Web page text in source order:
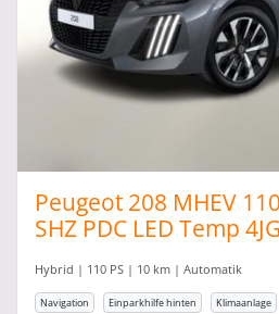
Peugeot 208 MHEV
SHZ PDC LED Temp
Hybrid | 110 PS | 10 km | Automatik
Navigation Einparkhilfe hinten Klimaanlage